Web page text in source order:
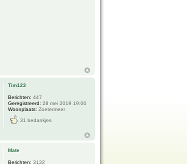
Tim123
Berichten: 447
Geregistreerd: 28 mei 2019 19:00
Woonplaats: Zoetermeer
31 bedankjes
Mate
Berichten: 3132